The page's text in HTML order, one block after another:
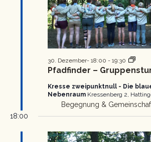
Pfadfinder –
30. Dezember- 18:00 - 19:30
Kresse zweipunktnull - Die
Nebenraum Kressenberg 2,
Begegnung &
18:00